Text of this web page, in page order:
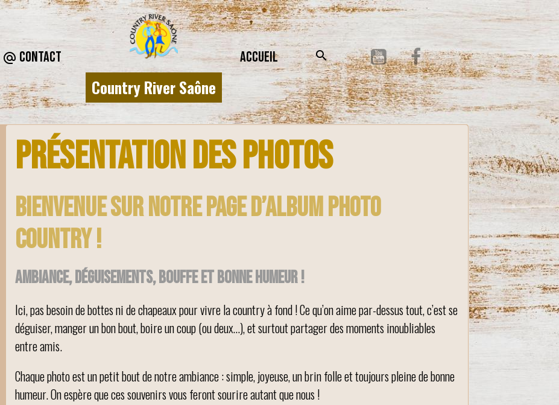
CONTACT
Country River Saône
Accueil
Présentation des photos
Bienvenue sur notre page d’album photo
country !
Ambiance, déguisements, bouffe et bonne humeur !
Ici, pas besoin de bottes ni de chapeaux pour vivre la country à fond ! Ce qu’on aime par-dessus tout, c’est se
déguiser, manger un bon bout, boire un coup (ou deux…), et surtout partager des moments inoubliables
entre amis.
Chaque photo est un petit bout de notre ambiance : simple, joyeuse, un brin folle et toujours pleine de bonne
humeur. On espère que ces souvenirs vous feront sourire autant que nous !